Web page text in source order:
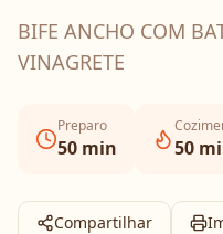
BIFE ANCHO COM
VINAGRETE
Preparo
50 min 50
Compartilhar